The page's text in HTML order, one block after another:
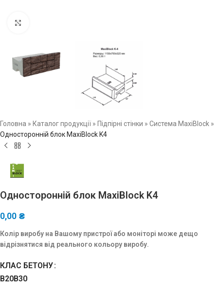
Головна » Каталог продукції » Підпірні стінки » Система MaxiBlock »
Односторонній блок MaxiBlock K4
Односторонній блок MaxiBlock K4
0,00 ₴
Колір виробу на Вашому пристрої або моніторі може дещо
відрізнятися від реального кольору виробу.
КЛАС БЕТОНУ
В20В30